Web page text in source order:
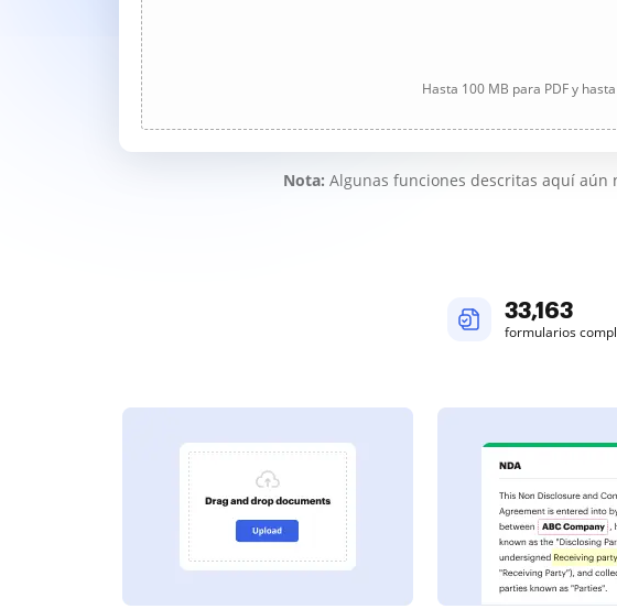
Hasta 100 MB para PDF y hasta
Nota: Algunas funciones descritas aquí aún
33,165
formularios